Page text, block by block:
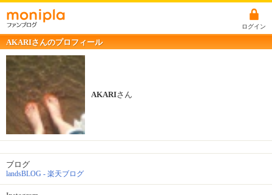
ログイン
AKARIさんのプロフィール
AKARIさん
ブログ
landsBLOG - 楽天ブログ